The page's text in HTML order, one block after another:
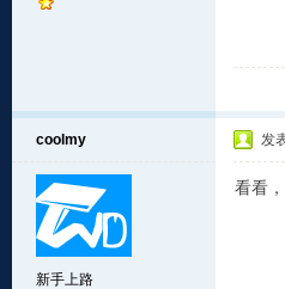
coolmy
新手上路
发
看看